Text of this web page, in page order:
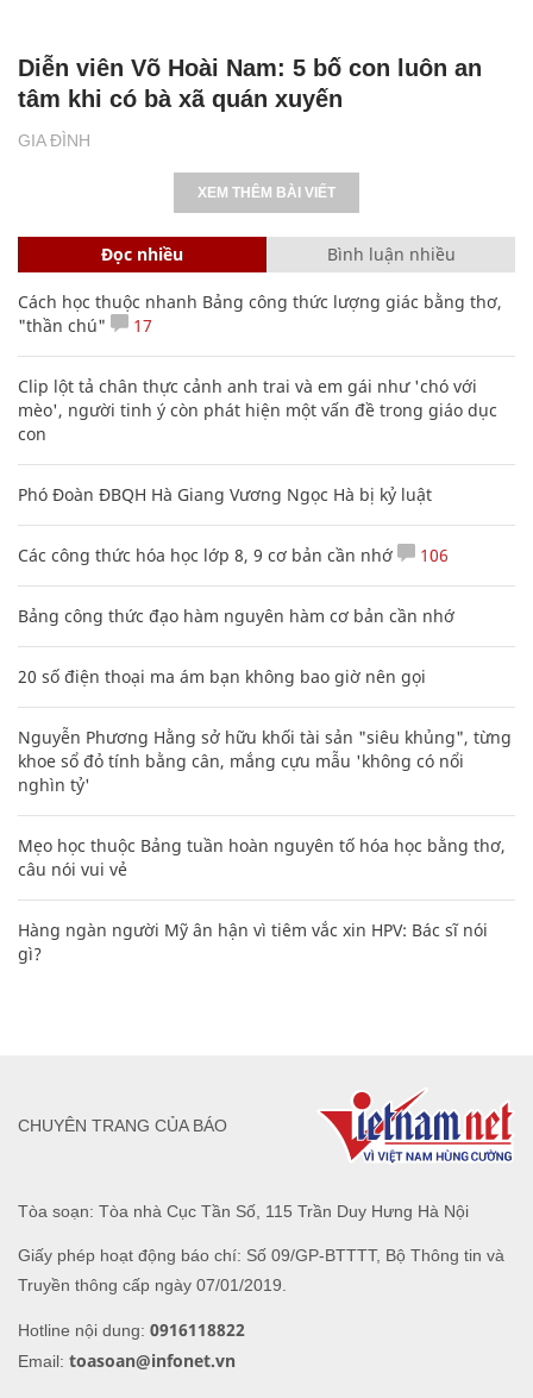
GIA ĐÌNH
Diễn viên Võ Hoài Nam: 5 bố con luôn an
tâm khi có bà xã quán xuyến
XEM THÊM BÀI VIẾT
Đọc nhiều Bình luận nhiều
Cách học thuộc nhanh Bảng công thức lượng giác bằng thơ,
"thần chú"
17
Clip lột tả chân thực cảnh anh trai và em gái như 'chó với
mèo', người tinh ý còn phát hiện một vấn đề trong giáo dục
con
Phó Đoàn ĐBQH Hà Giang Vương Ngọc Hà bị kỷ luật
Các công thức hóa học lớp 8, 9 cơ bản cần nhớ 106
Bảng công thức đạo hàm nguyên hàm cơ bản cần nhớ
20 số điện thoại ma ám bạn không bao giờ nên gọi
Nguyễn Phương Hằng sở hữu khối tài sản "siêu khủng", từng
khoe sổ đỏ tính bằng cân, mắng cựu mẫu 'không có nổi
nghìn tỷ'
Mẹo học thuộc Bảng tuần hoàn nguyên tố hóa học bằng thơ,
câu nói vui vẻ
Hàng ngàn người Mỹ ân hận vì tiêm vắc xin HPV: Bác sĩ nói
gì?
Tòa soạn: Tòa nhà Cục Tần Số, 115 Trần Duy Hưng Hà Nội
Giấy phép hoạt động báo chí: Số 09/GP-BTTTT, Bộ Thông tin và
Truyền thông cấp ngày 07/01/2019.
Hotline nội dung: 0916118822
Email: toasoan@infonet.vn
CHUYÊN TRANG CỦA BÁO